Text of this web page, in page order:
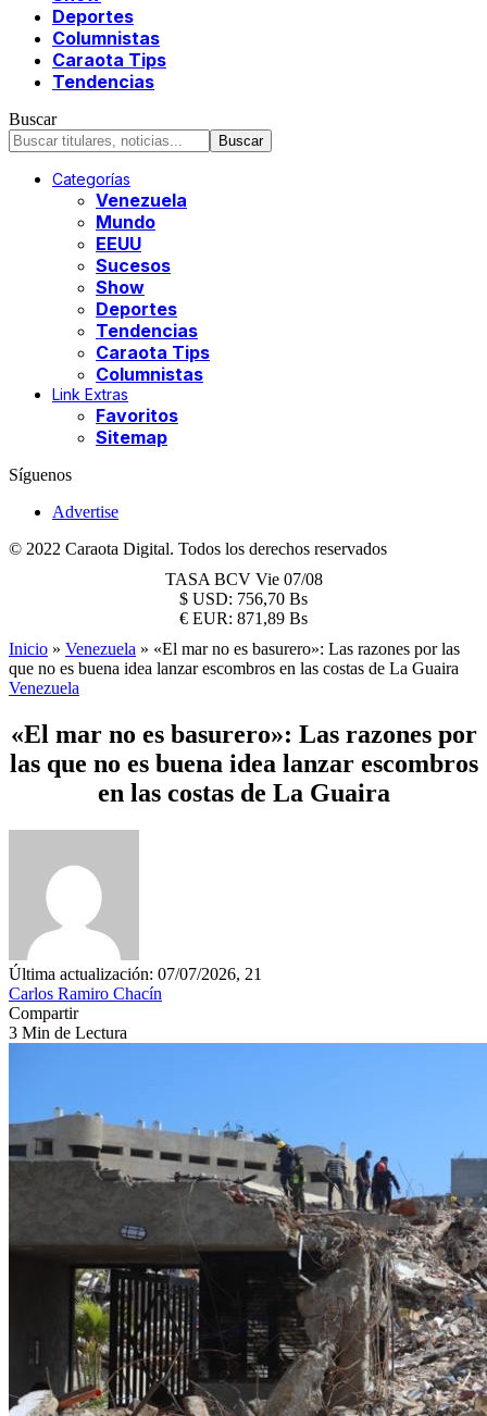
Deportes
Columnistas
Caraota Tips
Tendencias
Buscar
Categorías
Venezuela
Mundo
EEUU
Sucesos
Show
Deportes
Tendencias
Caraota Tips
Columnistas
Link Extras
Favoritos
Sitemap
Síguenos
Advertise
© 2022 Caraota Digital. Todos los derechos reservados
TASA BCV Vie 07/08
$ USD: 756,70 Bs
€ EUR: 871,89 Bs
Inicio » Venezuela » «El mar no es basurero»: Las razones por las
que no es buena idea lanzar escombros en las costas de La Guaira
Venezuela
«El mar no es basurero»: Las razones por
las que no es buena idea lanzar escombros
en las costas de La Guaira
Última actualización: 07/07/2026, 21
Carlos Ramiro Chacín
Compartir
3 Min de Lectura